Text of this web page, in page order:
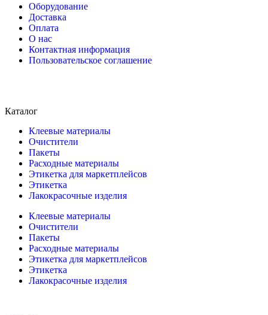
Оборудование
Доставка
Оплата
О нас
Контактная информация
Пользовательское соглашение
Каталог
Клеевые материалы
Очистители
Пакеты
Расходные материалы
Этикетка для маркетплейсов
Этикетка
Лакокрасочные изделия
Клеевые материалы
Очистители
Пакеты
Расходные материалы
Этикетка для маркетплейсов
Этикетка
Лакокрасочные изделия